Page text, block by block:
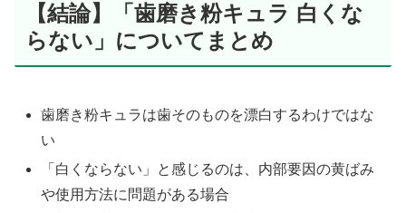
【結論】「歯磨き粉キュラ 白くな
らない」についてまとめ
歯磨き粉キュラは歯そのものを漂白するわけではな
い
「白くならない」と感じるのは、内部要因の黄ばみ
や使用方法に問題がある場合